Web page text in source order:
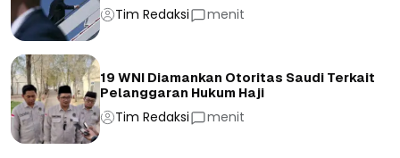
Tim Redaksi menit
19 WNI Diamankan Otoritas Saudi Terkait
Pelanggaran Hukum Haji
Tim Redaksi menit